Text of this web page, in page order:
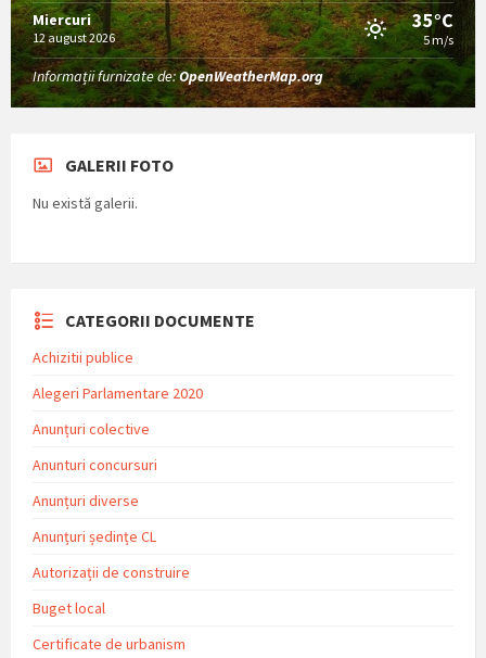
Miercuri
12 august 2026
35°C
5 m/s
Informații furnizate de:OpenWeatherMap.org
GALERII FOTO
Nu există galerii.
CATEGORII DOCUMENTE
Achizitii publice
Alegeri Parlamentare 2020
Anunțuri colective
Anunturi concursuri
Anunțuri diverse
Anunțuri ședințe CL
Autorizații de construire
Buget local
Certificate de urbanism